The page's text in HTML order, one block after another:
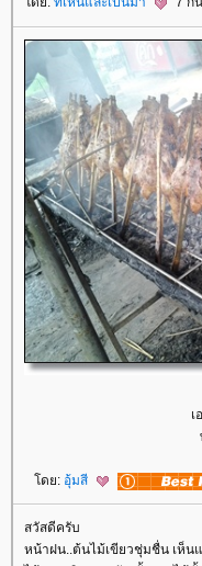
เ
ดย: อุ้มสี
สวัสดีครับ
หน้าฝน..ต้นไม้เขียวชุ่มชื่น เห็น